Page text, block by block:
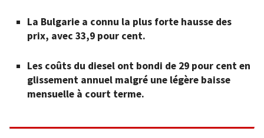
La Bulgarie a connu la plus forte hausse des
prix, avec 33,9 pour cent.
Les coûts du diesel ont bondi de 29 pour cent en
glissement annuel malgré une légère baisse
mensuelle à court terme.